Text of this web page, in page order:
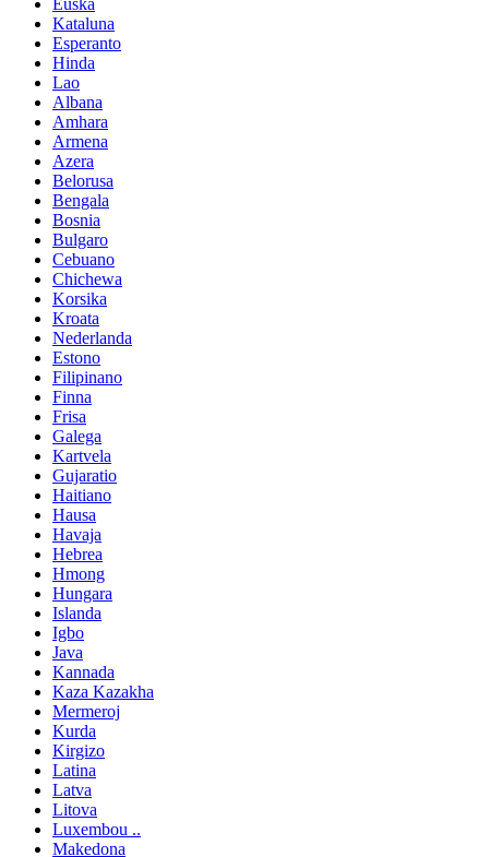
Kataluna
Esperanto
Hinda
Lao
Albana
Amhara
Armena
Azera
Belorusa
Bengala
Bosnia
Bulgaro
Cebuano
Chichewa
Korsika
Kroata
Nederlanda
Estono
Filipinano
Finna
Frisa
Galega
Kartvela
Gujaratio
Haitiano
Hausa
Havaja
Hebrea
Hmong
Hungara
Islanda
Igbo
Java
Kannada
Kaza Kazakha
Mermeroj
Kurda
Kirgizo
Latina
Latva
Litova
Luxembou ..
Makedona